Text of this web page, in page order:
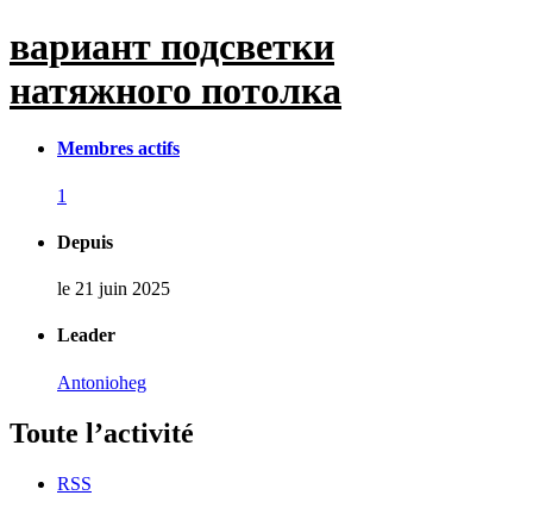
вариант подсветки
натяжного потолка
Membres actifs
1
Depuis
le 21 juin 2025
Leader
Antonioheg
Toute l’activité
RSS